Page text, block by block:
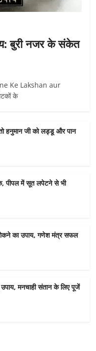
बुरी नजर के संकेत
Ke Lakshan aur
के
हनुमान जी को लड्डू और पान
पीपल में सूत लपेटने से भी
का उपाय, गणेश मंत्र सफल
उपाय, मनचाही संतान के लिए पूजें